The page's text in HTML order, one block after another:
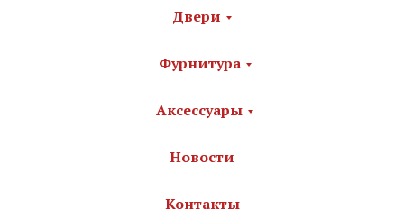
Двери
Фурнитура
Аксессуары
Новости
Контакты